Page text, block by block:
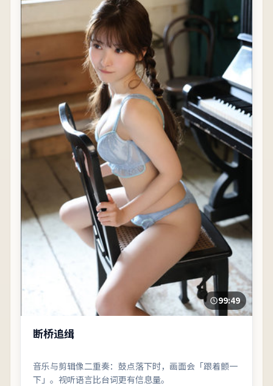
99:49
断桥追缉
音乐与剪辑像二重奏：鼓点落下时，画面会「跟着颤一
下」。视听语言比台词更有信息量。